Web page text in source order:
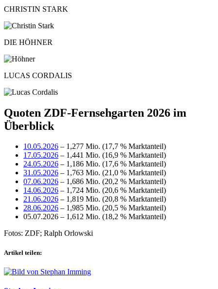
CHRISTIN STARK
DIE HÖHNER
LUCAS CORDALIS
Quoten ZDF-Fernsehgarten 2026 im
Überblick
10.05.2026 – 1,277 Mio. (17,7 % Marktanteil)
17.05.2026 – 1,441 Mio. (16,9 % Marktanteil)
24.05.2026 – 1,186 Mio. (17,6 % Marktanteil)
31.05.2026 – 1,763 Mio. (21,0 % Marktanteil)
07.06.2026 – 1,686 Mio. (20,2 % Marktanteil)
14.06.2026 – 1,724 Mio. (20,6 % Marktanteil)
21.06.2026 – 1,819 Mio. (20,8 % Marktanteil)
28.06.2026 – 1,985 Mio. (20,5 % Marktanteil)
05.07.2026 – 1,612 Mio. (18,2 % Marktanteil)
Fotos: ZDF; Ralph Orlowski
Artikel teilen: